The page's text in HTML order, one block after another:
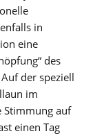
in
eine
des
der speziell
im
Stimmung auf
einen Tag